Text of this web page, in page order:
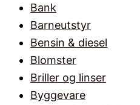
Bank
Barneutstyr
Bensin & diesel
Blomster
Briller og linser
Byggevare